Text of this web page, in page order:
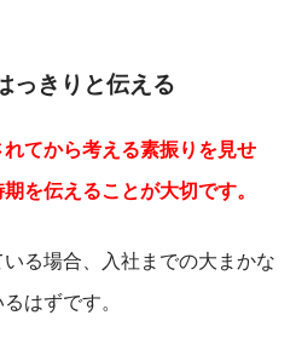
っきりと伝える
れてから考える素振りを見せ
を伝えることが大切です。
る場合、入社までの大まかな
はずです。